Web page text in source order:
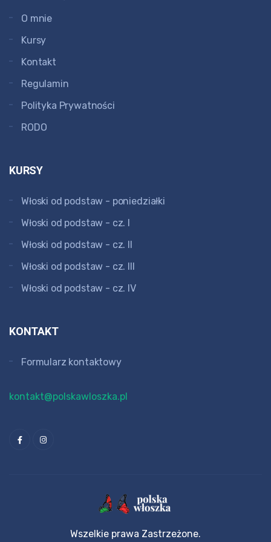
O mnie
Kursy
Kontakt
Regulamin
Polityka Prywatności
RODO
KURSY
Włoski od podstaw - poniedziałki
Włoski od podstaw - cz. I
Włoski od podstaw - cz. II
Włoski od podstaw - cz. III
Włoski od podstaw - cz. IV
KONTAKT
Formularz kontaktowy
kontakt@polskawloszka.pl
Wszelkie prawa Zastrzeżone.